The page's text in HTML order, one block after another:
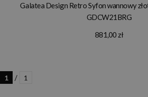
Galatea Design Retro Syfon wannowy
GDCW21BRG
881,00 zł
1 / 1